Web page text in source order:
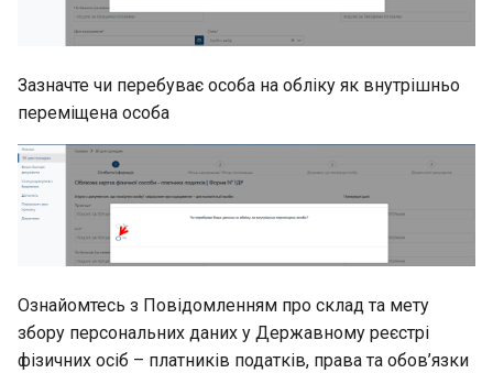
Зазначте чи перебуває особа на обліку як внутрішньо
переміщена особа
Ознайомтесь з Повідомленням про склад та мету
збору персональних даних у Державному реєстрі
фізичних осіб – платників податків, права та обов’язки